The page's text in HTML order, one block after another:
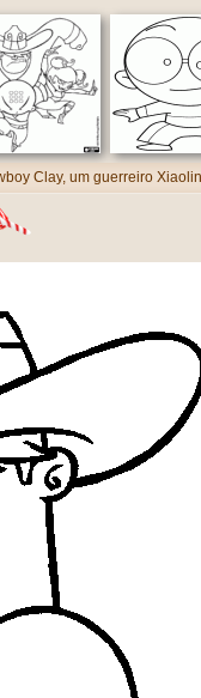
Clay, um guerreiro Xiaolin